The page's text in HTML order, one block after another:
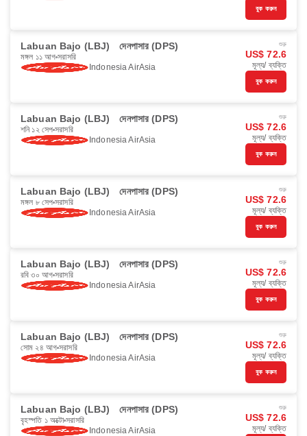
বুক করুন
Labuan Bajo (LBJ) দেনপাসার (DPS)
মঙ্গল ১১ আগ সরাসরি
Indonesia AirAsia
শুরু
US$ 72.6
মূল্য/ ব্যক্তি
বুক করুন
Labuan Bajo (LBJ) দেনপাসার (DPS)
শনি ১২ সেপ সরাসরি
Indonesia AirAsia
শুরু
US$ 72.6
মূল্য/ ব্যক্তি
বুক করুন
Labuan Bajo (LBJ) দেনপাসার (DPS)
মঙ্গল ৮ সেপ সরাসরি
Indonesia AirAsia
শুরু
US$ 72.6
মূল্য/ ব্যক্তি
বুক করুন
Labuan Bajo (LBJ) দেনপাসার (DPS)
রবি ৩০ আগ সরাসরি
Indonesia AirAsia
শুরু
US$ 72.6
মূল্য/ ব্যক্তি
বুক করুন
Labuan Bajo (LBJ) দেনপাসার (DPS)
সোম ২৪ আগ সরাসরি
Indonesia AirAsia
শুরু
US$ 72.6
মূল্য/ ব্যক্তি
বুক করুন
Labuan Bajo (LBJ) দেনপাসার (DPS)
বৃহস্পতি ১ অক্টো সরাসরি
Indonesia AirAsia
শুরু
US$ 72.6
মূল্য/ ব্যক্তি